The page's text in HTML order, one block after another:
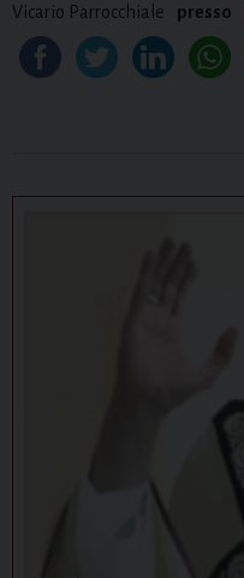
Vicario Parrocchiale
presso